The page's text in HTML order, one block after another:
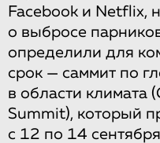
Facebook и Netflix,
о выбросе
определили для
срок — саммит по
в области климата
Summit), который
с 12 по 14